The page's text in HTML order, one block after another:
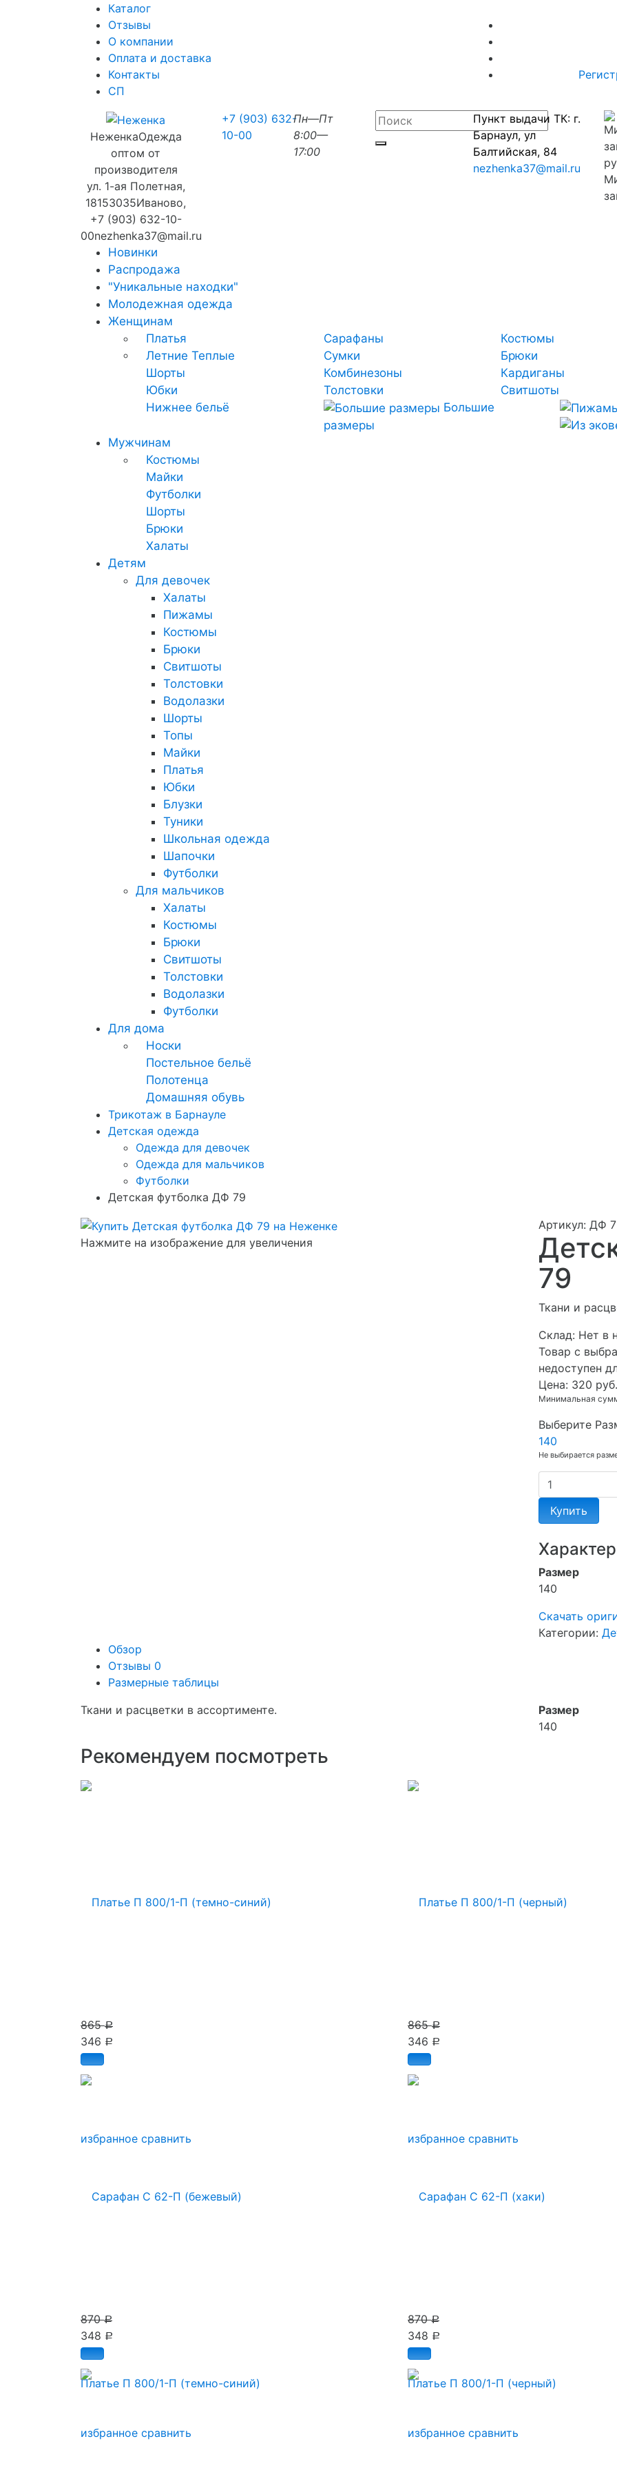
Каталог
Отзывы
О компании
Оплата и доставка
Контакты
СП
НеженкаОдежда
оптом от
производителя
ул. 1-ая Полетная,
18153035Иваново,
+7 (903) 632-10-
00nezhenka37@mail.ru
+7 (903) 632-
10-00
Пн—Пт
8:00—
17:00
Пункт выдачи ТК: г.
Барнаул, ул
Балтийская, 84
nezhenka37@mail.ru
Новинки
Распродажа
"Уникальные находки"
Молодежная одежда
Женщинам
Платья
Летние Теплые
Сарафаны
Костюмы
Сумки
Брюки
Шорты
Комбинезоны
Кардиганы
Юбки
Толстовки
Свитшоты
Нижнее бельё
Большие
размеры
Мужчинам
Костюмы
Майки
Футболки
Шорты
Брюки
Халаты
Детям
Для девочек
Халаты
Пижамы
Костюмы
Брюки
Свитшоты
Толстовки
Водолазки
Шорты
Топы
Майки
Платья
Юбки
Блузки
Туники
Школьная одежда
Шапочки
Футболки
Для мальчиков
Халаты
Костюмы
Брюки
Свитшоты
Толстовки
Водолазки
Футболки
Для дома
Носки
Постельное бельё
Полотенца
Домашняя обувь
Трикотаж в Барнауле
Детская одежда
Одежда для девочек
Одежда для мальчиков
Футболки
Детская футболка ДФ 79
Нажмите на изображение для увеличения
Артикул: ДФ
79
Ткани и
Cклад: Нет в
Товар с
недоступен
Цена: 320 руб.
Минимальная
Выберите
140
Не выбирается
Купить
Размер
140
Скачать
Категории:
Обзор
Отзывы 0
Размерные таблицы
Ткани и расцветки в ассортименте.
Размер
140
Рекомендуем посмотреть
избранное сравнить
Платье П 800/1-П (темно-синий)
865Р
346 Р
избранное сравнить
Платье П 800/1-П (черный)
865Р
346 Р
избранное сравнить
870Р
348 Р
избранное сравнить
870Р
348 Р